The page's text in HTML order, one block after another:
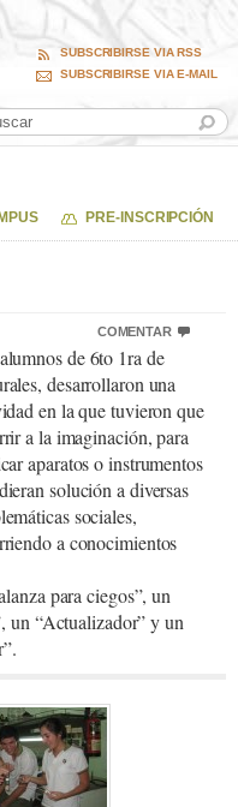
SUBSCRIBIRSE VIA RSS
SUBSCRIBIRSE VIA E-MAIL
PRE-INSCRIPCIÓN
COMENTAR
de 6to 1ra de
desarrollaron una
en la que tuvieron que
a la imaginación, para
aparatos o instrumentos
solución a diversas
sociales,
a conocimientos
para ciegos”, un
un “Actualizador” y un